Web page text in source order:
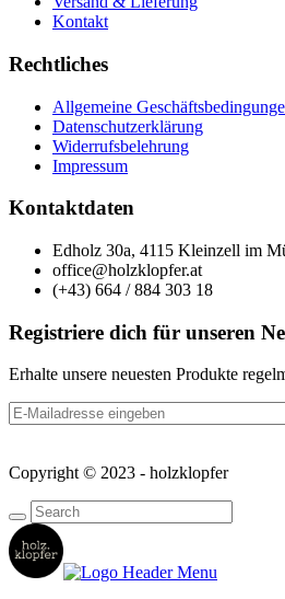
Kontakt
Rechtliches
Allgemeine
Datenschutzerklärung
Widerrufsbelehrung
Impressum
Kontaktdaten
Edholz 30a, 4115 Kleinzell im
office@holzklopfer.at
(+43) 664 / 884 303 18
Registriere dich für unseren
Erhalte unsere neuesten Produkte
Copyright © 2023 - holzklopfer